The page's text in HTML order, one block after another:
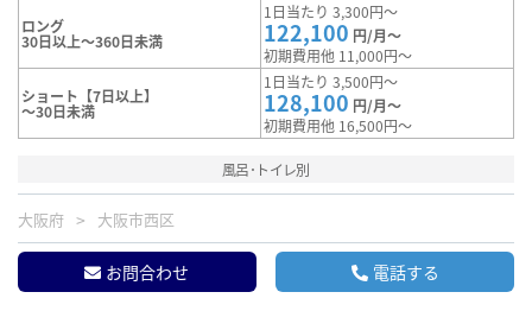
ロング
30日以上～360日未満
1日当たり 3,300円～
122,100 円/月～
初期費用他 11,000円～
ショート【7日以上】
～30日未満
1日当たり 3,500円～
128,100 円/月～
初期費用他 16,500円～
風呂･トイレ別
大阪府 大阪市西区
お問合わせ 電話する